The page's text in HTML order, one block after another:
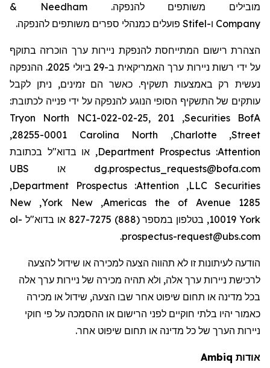
מובילים משותפים להנפקה.Needham
&
Company ו-Stifel פועלים כמנהלי ספרים משותפים להנפקה.
הצהרת רישום המתייחסת להנפקת ניירות ערך הוכרזה בתוקף
על ידי רשות ניירות ערך האמריקאית ב-29 ביולי 2025. ההנפקה
נעשית רק באמצעות תשקיף. כאשר הם זמינים, ניתן לקבל
עותקים של התשקיף הסופי הנוגע להנפקה על ידי פנייה לכתובת:
BofA
Securities
, NC1-022-02-25, 201
North
Tryon
Street
, Charlotte,
North
Carolina
Attention
:
Prospectus
Department, או בדוא"ל בכתובת
dg.prospectus_requests@bofa.com או UBS
Securities
Attention
:
Prospectus
Department
,
1285
Avenue
of
the
Americas
,
New
York
,
New
York
ol-
prospectus-request@ubs.com
.
הודעה לעיתונות זו לא תהווה הצעה למכירה או שידול להצעה
לרכישת ניירות ערך אלה, ולא תהיה מכירה של ניירות ערך אלה
בכל מדינה או תחום שיפוט אחר שבו הצעה, שידול או מכירה
כאמור יהיו בלתי חוקיים לפני הרישום או ההסמכה על פי חוקי
ניירות הערך של כל מדינה או תחום שיפוט אחר.
אודות Ambiq